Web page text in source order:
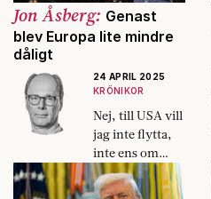
Jon Åsberg: Genast
blev Europa lite mindre
dåligt
24 APRIL 2025
KRÖNIKOR
Nej, till USA vill
jag inte flytta,
inte ens om
ryssen
kommer.